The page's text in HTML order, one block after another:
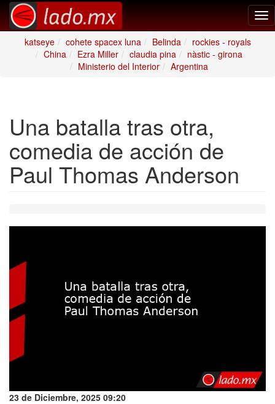
katseye
cohete spacex luna Belinda
rockies - royals
China
Ezra Miller claudia pina
nàstic - girona
Ministerio del Interior
Argentina
Una batalla tras otra,
comedia de acción de
Paul Thomas Anderson
23 de Diciembre, 2025 09:20